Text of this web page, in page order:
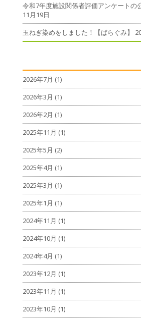
令和7年度施設関係者評価アンケートの
11月19日
玉ねぎ染めをしました！【ばらぐみ】
2026年7月 (1)
2026年3月 (1)
2026年2月 (1)
2025年11月 (1)
2025年5月 (2)
2025年4月 (1)
2025年3月 (1)
2025年1月 (1)
2024年11月 (1)
2024年10月 (1)
2024年4月 (1)
2023年12月 (1)
2023年11月 (1)
2023年10月 (1)